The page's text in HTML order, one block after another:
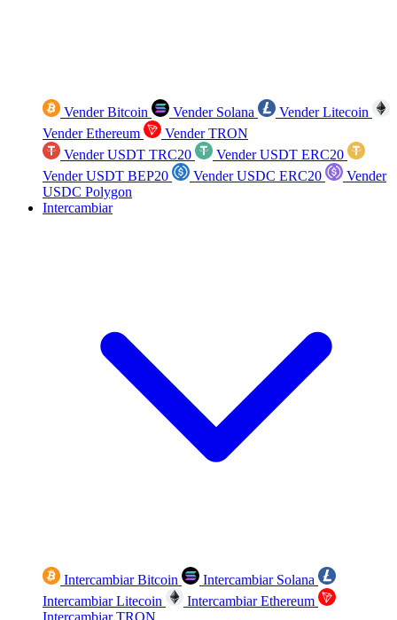
Vender Bitcoin Vender Solana
Vender Litecoin
Vender Ethereum
Vender TRON
Vender USDT TRC20
Vender USDT ERC20
Vender USDT BEP20
Vender USDC ERC20
Vender
USDC Polygon
Intercambiar
Intercambiar Bitcoin
Intercambiar Solana
Intercambiar Litecoin
Intercambiar Ethereum
Intercambiar TRON